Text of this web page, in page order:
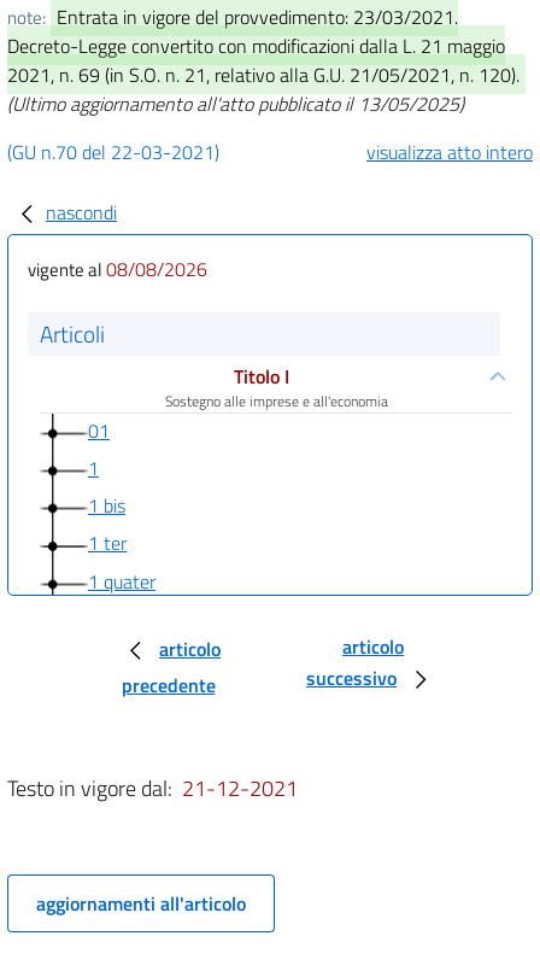
note: Entrata in vigore del provvedimento: 23/03/2021.
Decreto-Legge convertito con modificazioni dalla L. 21 maggio
2021, n. 69 (in S.O. n. 21, relativo alla G.U. 21/05/2021, n. 120).
(Ultimo aggiornamento all'atto pubblicato il 13/05/2025)
(GU n.70 del 22-03-2021)
visualizza atto intero
nascondi
vigente al08/08/2026
Articoli
Titolo I
Sostegno alle imprese e all'economia
01
1
1 bis
1 ter
1 quater
6
6 ter
6 quater
articolo
precedente
articolo
successivo
Testo in vigore dal: 21-12-2021
aggiornamenti all'articolo